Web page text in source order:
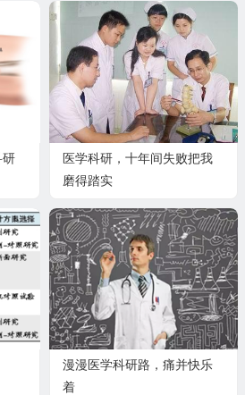
研
医学科研，十年间失败把我
磨得踏实
漫漫医学科研路，痛并快乐
着